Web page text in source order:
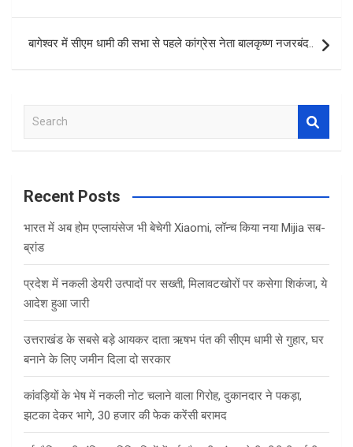
k
p
बागेश्वर में सीएम धामी की सभा से पहले कांग्रेस नेता बालकृष्ण नजरबंद..
a
c
Recent Posts
भारत में अब होम एप्लायंसेज भी बेचेगी Xiaomi, लॉन्च किया नया Mijia सब-
ब्रांड
प्रदेश में नकली डेयरी उत्पादों पर सख्ती, मिलावटखोरों पर कसेगा शिकंजा, ये
आदेश हुआ जारी
उत्तराखंड के सबसे बड़े आयकर दाता ऋषभ पंत की सीएम धामी से गुहार, घर
बनाने के लिए जमीन दिला दो सरकार
कांवड़ियों के भेष में नकली नोट चलाने वाला गिरोह, दुकानदार ने पकड़ा,
झटका देकर भागे, 30 हजार की फेक करेंसी बरामद